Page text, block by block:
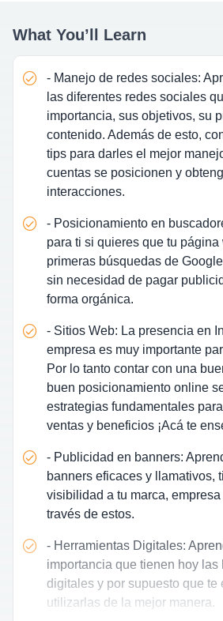
What You’ll Learn
- Manejo de redes sociales:
las diferentes redes sociales
importancia, sus objetivos, su
contenido. Además de esto,
tips para darles el mejor
cuentas se posicionen y
interacciones.
- Posicionamiento en
para ti si quieres que tu
primeras búsquedas de
sin necesidad de pagar
forma orgánica.
- Sitios Web: La presencia en
empresa es muy importante
Por lo tanto contar con una
buen posicionamiento online
estrategias fundamentales
ventas y beneficios ¡Acá te
- Publicidad en banners:
banners eficaces y llamativos,
visibilidad a tu marca,
través de estos.
- Herramientas Digitales:
importancia que tienen hoy las
digitales y por supuesto que te
utilizarlas de la mejor manera.